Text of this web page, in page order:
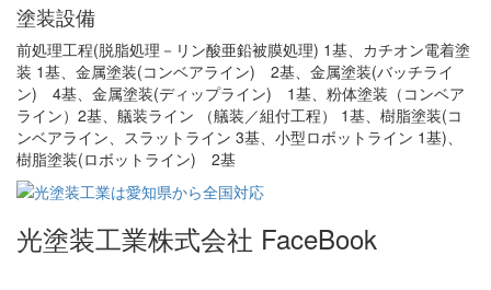
塗装設備
前処理工程(脱脂処理－リン酸亜鉛被膜処理) 1基、カチオン電着塗
装 1基、金属塗装(コンベアライン) 2基、金属塗装(バッチライ
ン) 4基、金属塗装(ディップライン) 1基、粉体塗装（コンベア
ライン）2基、艤装ライン （艤装／組付工程） 1基、樹脂塗装(コ
ンベアライン、スラットライン 3基、小型ロボットライン 1基)、
樹脂塗装(ロボットライン) 2基
光塗装工業株式会社 FaceBook